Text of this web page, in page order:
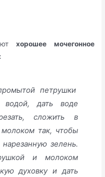
хорошее мочегонное
петрушки
водой, дать воде
сложить в
так, чтобы
зелень.
и молоком
духовку и дать